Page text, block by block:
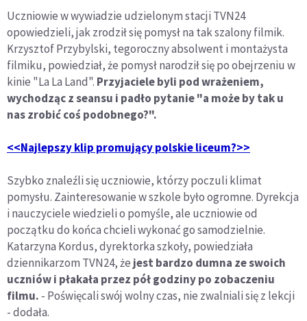
Uczniowie w wywiadzie udzielonym stacji TVN24
opowiedzieli, jak zrodził się pomysł na tak szalony filmik.
Krzysztof Przybylski, tegoroczny absolwent i montażysta
filmiku, powiedział, że pomysł narodził się po obejrzeniu w
kinie "La La Land". Przyjaciele byli pod wrażeniem,
wychodząc z seansu i padło pytanie "a może by tak u
nas zrobić coś podobnego?".
<<Najlepszy klip promujący polskie liceum?>>
Szybko znaleźli się uczniowie, którzy poczuli klimat
pomysłu. Zainteresowanie w szkole było ogromne. Dyrekcja
i nauczyciele wiedzieli o pomyśle, ale uczniowie od
początku do końca chcieli wykonać go samodzielnie.
Katarzyna Kordus, dyrektorka szkoły, powiedziała
dziennikarzom TVN24, że jest bardzo dumna ze swoich
uczniów i płakała przez pół godziny po zobaczeniu
filmu. - Poświęcali swój wolny czas, nie zwalniali się z lekcji
- dodała.